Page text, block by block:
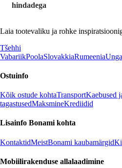
hindadega
Laia tootevaliku ja rohke
Tšehhi
VabariikPoolaSlovakkiaRumeenia
Ostuinfo
Kõik ostude kohtaTransportKaebused
tagastusedMaksmineKrediidid
Lisainfo Bonami kohta
KontaktidMeistBonami kaubamärgid
Mobiilirakenduse allalaadimine